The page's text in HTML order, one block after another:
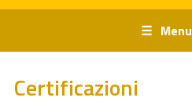
Menu
Certificazioni